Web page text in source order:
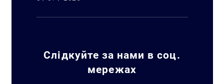
Слідкуйте за нами в соц.
мережах